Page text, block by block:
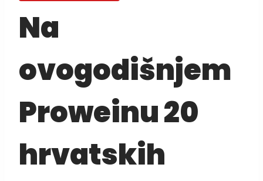
Na
ovogodišnjem
Proweinu 20
hrvatskih